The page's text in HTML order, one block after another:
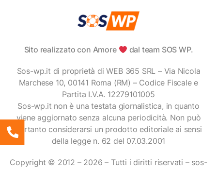
Sito realizzato con Amore dal team SOS WP.
Sos-wp.it di proprietà di WEB 365 SRL – Via Nicola
Marchese 10, 00141 Roma (RM) – Codice Fiscale e
Partita I.V.A. 12279101005
Sos-wp.it non è una testata giornalistica, in quanto
viene aggiornato senza alcuna periodicità. Non può
pertanto considerarsi un prodotto editoriale ai sensi
della legge n. 62 del 07.03.2001
Copyright © 2012 – 2026 – Tutti i diritti riservati – sos-